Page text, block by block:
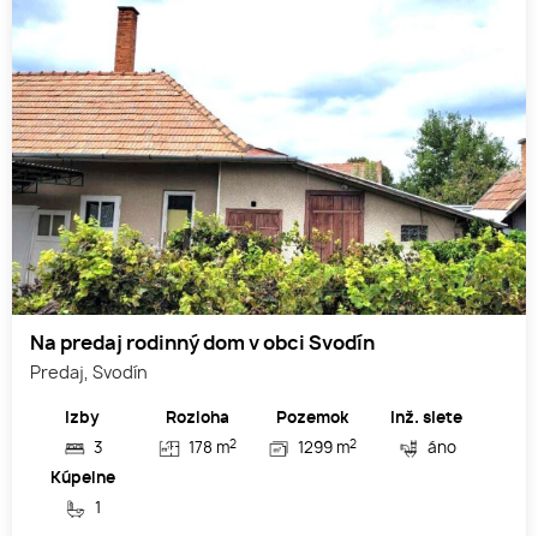
Na predaj rodinný dom v obci Svodín
Predaj, Svodín
Izby
3
Rozloha
178 m2
Pozemok
1299 m2
Inž. siete
áno
Kúpelne